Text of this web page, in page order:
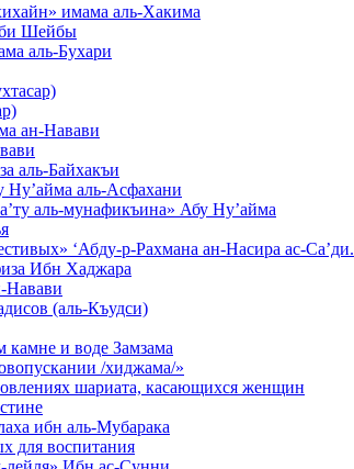
имама аль-Хакима
Шейбы
аль-Бухари
ан-Навави
аль-Байхакъи
Ну’айма аль-Асфахани
аль-мунафикъина» Абу Ну’айма
‘Абду-р-Рахмана ан-Насира ас-Са’ди.
Ибн Хаджара
Навави
(аль-Къудси)
камне и воде Замзама
/хиджама/»
шариата, касающихся женщин
ибн аль-Мубарака
для воспитания